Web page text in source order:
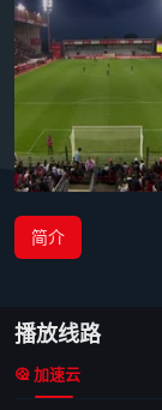
简介
播放线路
加速云